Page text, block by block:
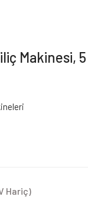
Makinesi,
Hariç)